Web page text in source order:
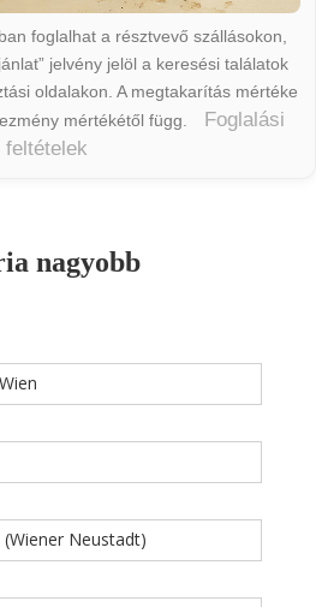
foglalhat a résztvevő szállásokon,
jelvény jelöl a keresési találatok
oldalakon. A megtakarítás mértéke
mértékétől függ.
Foglalási
feltételek
nagyobb
Neustadt)